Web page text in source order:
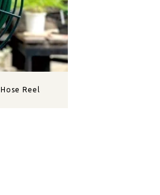
Hose Reel